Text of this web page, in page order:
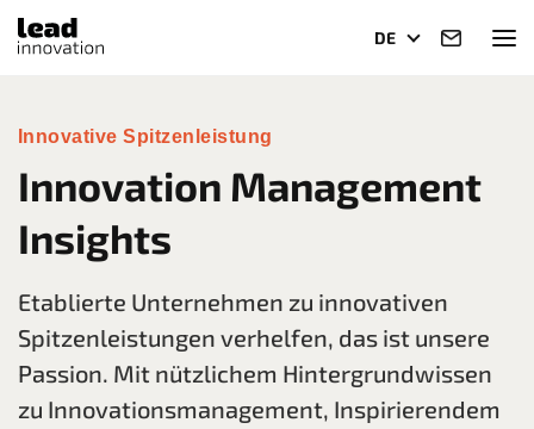
DE
Innovative Spitzenleistung
Innovation Management
Insights
Etablierte Unternehmen zu innovativen
Spitzenleistungen verhelfen, das ist unsere
Passion. Mit nützlichem Hintergrundwissen
zu Innovationsmanagement, Inspirierendem